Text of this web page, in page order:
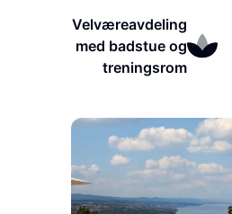
Velværeavdeling
med badstue og
treningsrom